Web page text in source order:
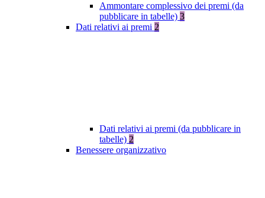
Ammontare complessivo dei premi (da
pubblicare in tabelle) 3
Dati relativi ai premi 2
Dati relativi ai premi (da pubblicare in
tabelle) 2
Benessere organizzativo